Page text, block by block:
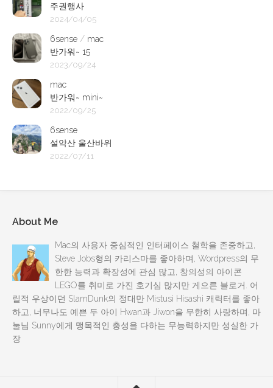
주권행사
2024/04/05
6sense / mac
반가워~ 15
2023/09/24
mac
반가워~ mini~
2022/09/25
6sense
설악산 울산바위
2022/07/11
About Me
Mac의 사용자 중심적인 인터페이스 철학을 존중하고,
Steve Jobs형의 카리스마를 좋아하며, Wordpress의 무
한한 능력과 확장성에 관심 많고, 창의성의 아이콘
LEGO를 취미로 가진 호기심 많지만 게으른 블로거. 어
릴적 우상이던 SlamDunk의 정대만 Mistusi Hisashi 캐릭터를 좋아
하고, 너무나도 예쁜 두 아이 Hwan과 Jiwon을 무한히 사랑하며, 마
눌님 Sunny에게 맹목적인 충성을 다하는 무능력하지만 성실한 가
장